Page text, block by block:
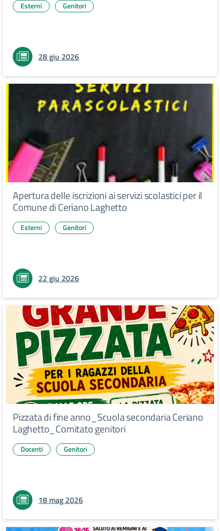
Esterni Genitori
28 giu 2026
Apertura delle iscrizioni ai servizi scolastici per il
Comune di Ceriano Laghetto
Esterni Genitori
22 giu 2026
Pizzata di fine anno_Scuola secondaria Ceriano
Laghetto_Comitato genitori
Docenti Genitori
18 mag 2026